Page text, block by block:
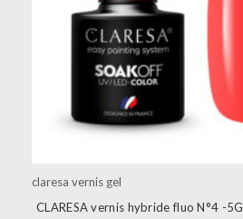
claresa vernis gel
CLARESA vernis hybride fluo N°4 -5G